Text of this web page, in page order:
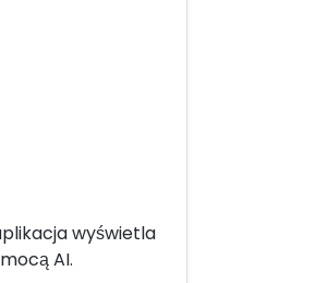
wyświetla
AI.